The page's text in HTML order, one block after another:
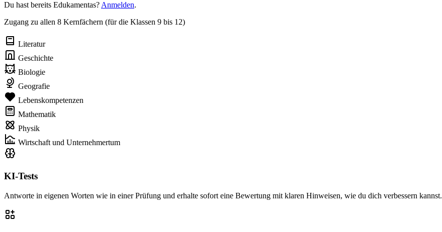
Du hast bereits Edukamentas?Anmelden.
Zugang zu allen 8 Kernfächern (für die Klassen 9 bis 12)
Literatur
Geschichte
Biologie
Geografie
Lebenskompetenzen
Mathematik
Physik
Wirtschaft und Unternehmertum
KI-Tests
Antworte in eigenen Worten wie in einer Prüfung und erhalte sofort eine Bewertung mit klaren Hinweisen, wie du dich verbessern kannst.